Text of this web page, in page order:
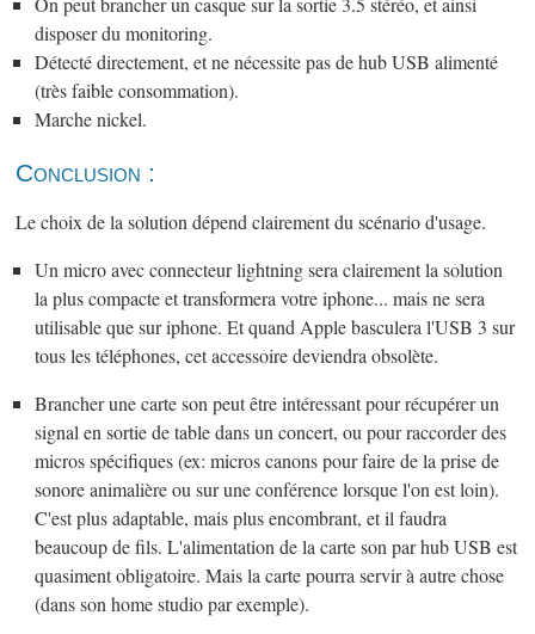
disposer du monitoring.
Détecté directement, et ne nécessite pas de hub USB alimenté
(très faible consommation).
Marche nickel.
Conclusion :
Le choix de la solution dépend clairement du scénario d'usage.
Un micro avec connecteur lightning sera clairement la solution
la plus compacte et transformera votre iphone... mais ne sera
utilisable que sur iphone. Et quand Apple basculera l'USB 3 sur
tous les téléphones, cet accessoire deviendra obsolète.
Brancher une carte son peut être intéressant pour récupérer un
signal en sortie de table dans un concert, ou pour raccorder des
micros spécifiques (ex: micros canons pour faire de la prise de
sonore animalière ou sur une conférence lorsque l'on est loin).
C'est plus adaptable, mais plus encombrant, et il faudra
beaucoup de fils. L'alimentation de la carte son par hub USB est
quasiment obligatoire. Mais la carte pourra servir à autre chose
(dans son home studio par exemple).